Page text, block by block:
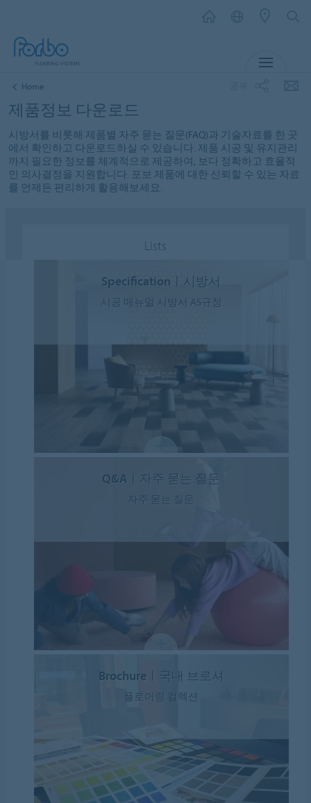
Home
제품정보 다운로드
시방서를 비롯해 제품별 자주 묻는 질문(FAQ)과 기술자료를 한 곳
에서 확인하고 다운로드하실 수 있습니다. 제품 시공 및 유지관리
까지 필요한 정보를 체계적으로 제공하여, 보다 정확하고 효율적
인 의사결정을 지원합니다. 포보 제품에 대한 신뢰할 수 있는 자료
를 언제든 편리하게 활용해보세요.
Lists
Specificationㅣ시방서
시공 매뉴얼 시방서 AS규정
Q&Aㅣ자주 묻는 질문
자주 묻는 질문
Brochureㅣ국내 브로셔
플로어링 컬렉션